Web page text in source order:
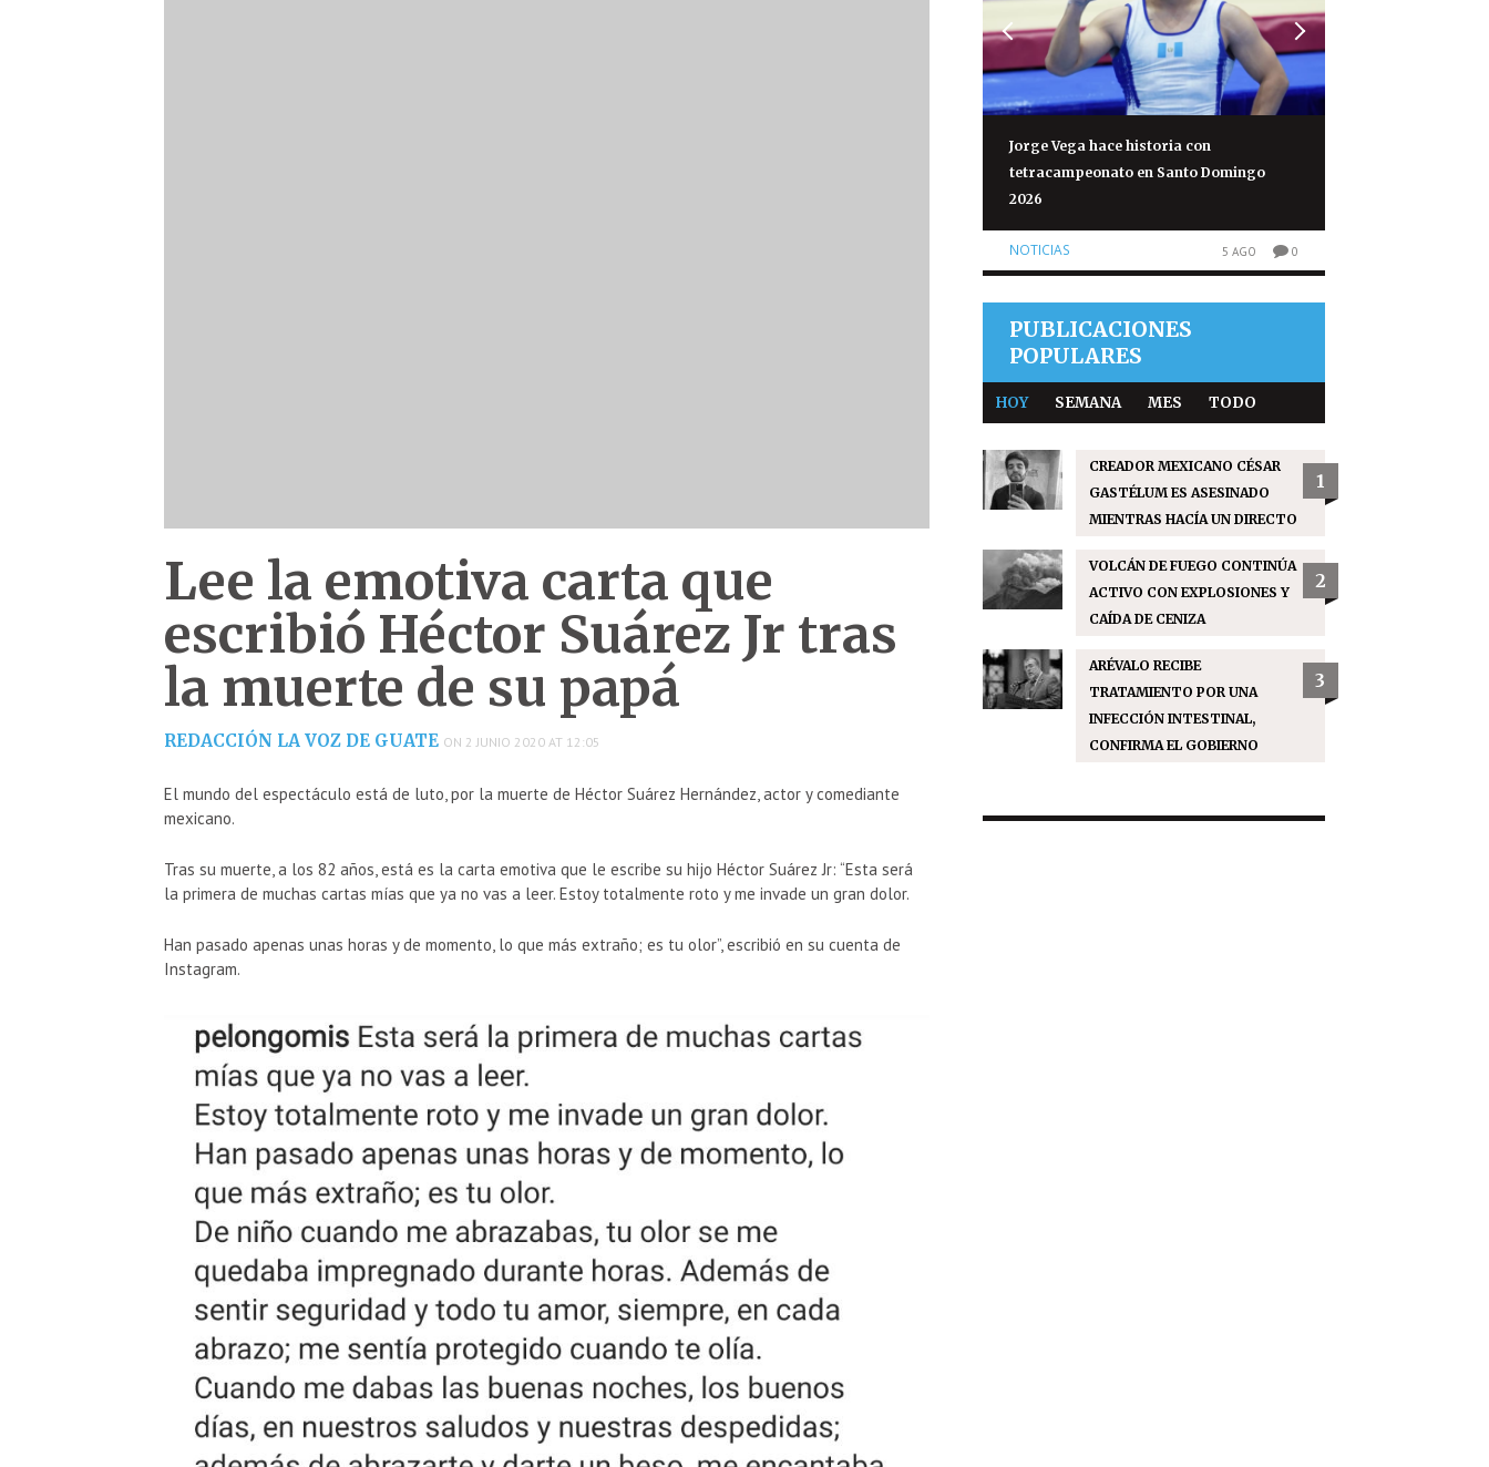
Lee la emotiva carta que
escribió Héctor Suárez Jr tras
la muerte de su papá
REDACCIÓN LA VOZ DE GUATE ON 2 JUNIO 2020 AT 12:05
El mundo del espectáculo está de luto, por la muerte de Héctor Suárez Hernández, actor y comediante
mexicano.
Tras su muerte, a los 82 años, está es la carta emotiva que le escribe su hijo Héctor Suárez Jr: “Esta será
la primera de muchas cartas mías que ya no vas a leer. Estoy totalmente roto y me invade un gran dolor.
Han pasado apenas unas horas y de momento, lo que más extraño; es tu olor”, escribió en su cuenta de
Instagram.
Jorge Vega hace historia con
tetracampeonato en Santo Domingo
2026
NOTICIAS 5 AGO 0
PUBLICACIONES
POPULARES
HOY SEMANA MES TODO
CREADOR MEXICANO CÉSAR
GASTÉLUM ES ASESINADO
MIENTRAS HACÍA UN DIRECTO
1
VOLCÁN DE FUEGO CONTINÚA
ACTIVO CON EXPLOSIONES Y
CAÍDA DE CENIZA
2
ARÉVALO RECIBE
TRATAMIENTO POR UNA
INFECCIÓN INTESTINAL,
CONFIRMA EL GOBIERNO
3